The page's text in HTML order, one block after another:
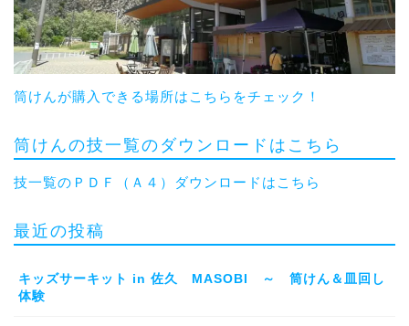
筒けんが購入できる場所はこちらをチェック！
筒けんの技一覧のダウンロードはこちら
技一覧のＰＤＦ（Ａ４）ダウンロードはこちら
最近の投稿
キッズサーキット in 佐久 MASOBI ～ 筒けん＆皿回し
体験